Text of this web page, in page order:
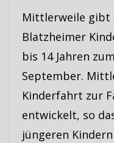
Mittlerweile gibt
Blatzheimer
bis 14 Jahren
September.
Kinderfahrt zur
entwickelt, so
jüngeren